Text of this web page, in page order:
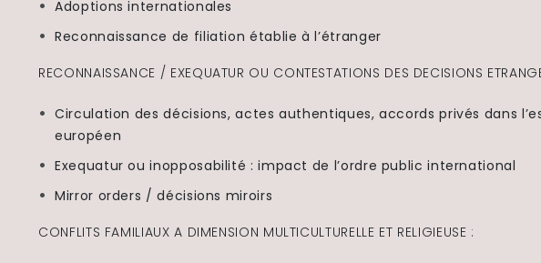
Adoptions internationales
Reconnaissance de filiation établie à l’étranger
RECONNAISSANCE / EXEQUATUR OU CONTESTATIONS DES DECISIONS
Circulation des décisions, actes authentiques, accords privés dans
européen
Exequatur ou inopposabilité : impact de l’ordre public international
Mirror orders / décisions miroirs
CONFLITS FAMILIAUX A DIMENSION MULTICULTURELLE ET RELIGIEUSE :